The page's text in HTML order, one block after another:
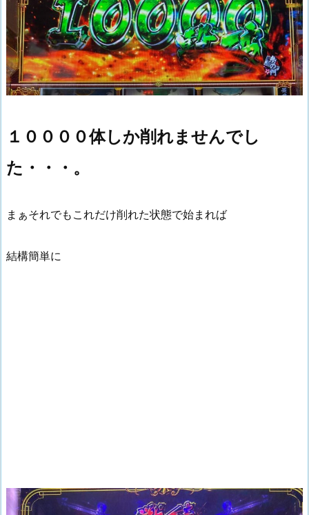
１００００体しか削れませんでし
た・・・。
まぁそれでもこれだけ削れた状態で始まれば
結構簡単に